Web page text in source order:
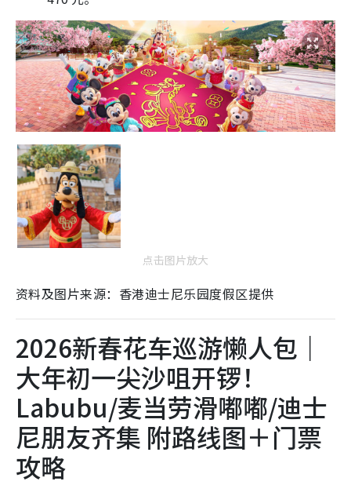
点击图片放大
资料及图片来源：香港迪士尼乐园度假区提供
2026新春花车巡游懒人包｜
大年初一尖沙咀开锣！
Labubu/麦当劳滑嘟嘟/迪士
尼朋友齐集 附路线图＋门票
攻略